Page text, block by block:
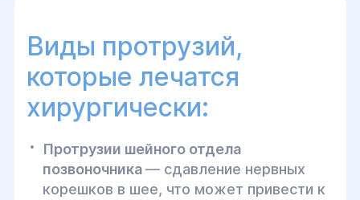
Виды протрузий,
которые лечатся
хирургически:
Протрузии шейного отдела
позвоночника— сдавление нервных
корешков в шее, что может привести к